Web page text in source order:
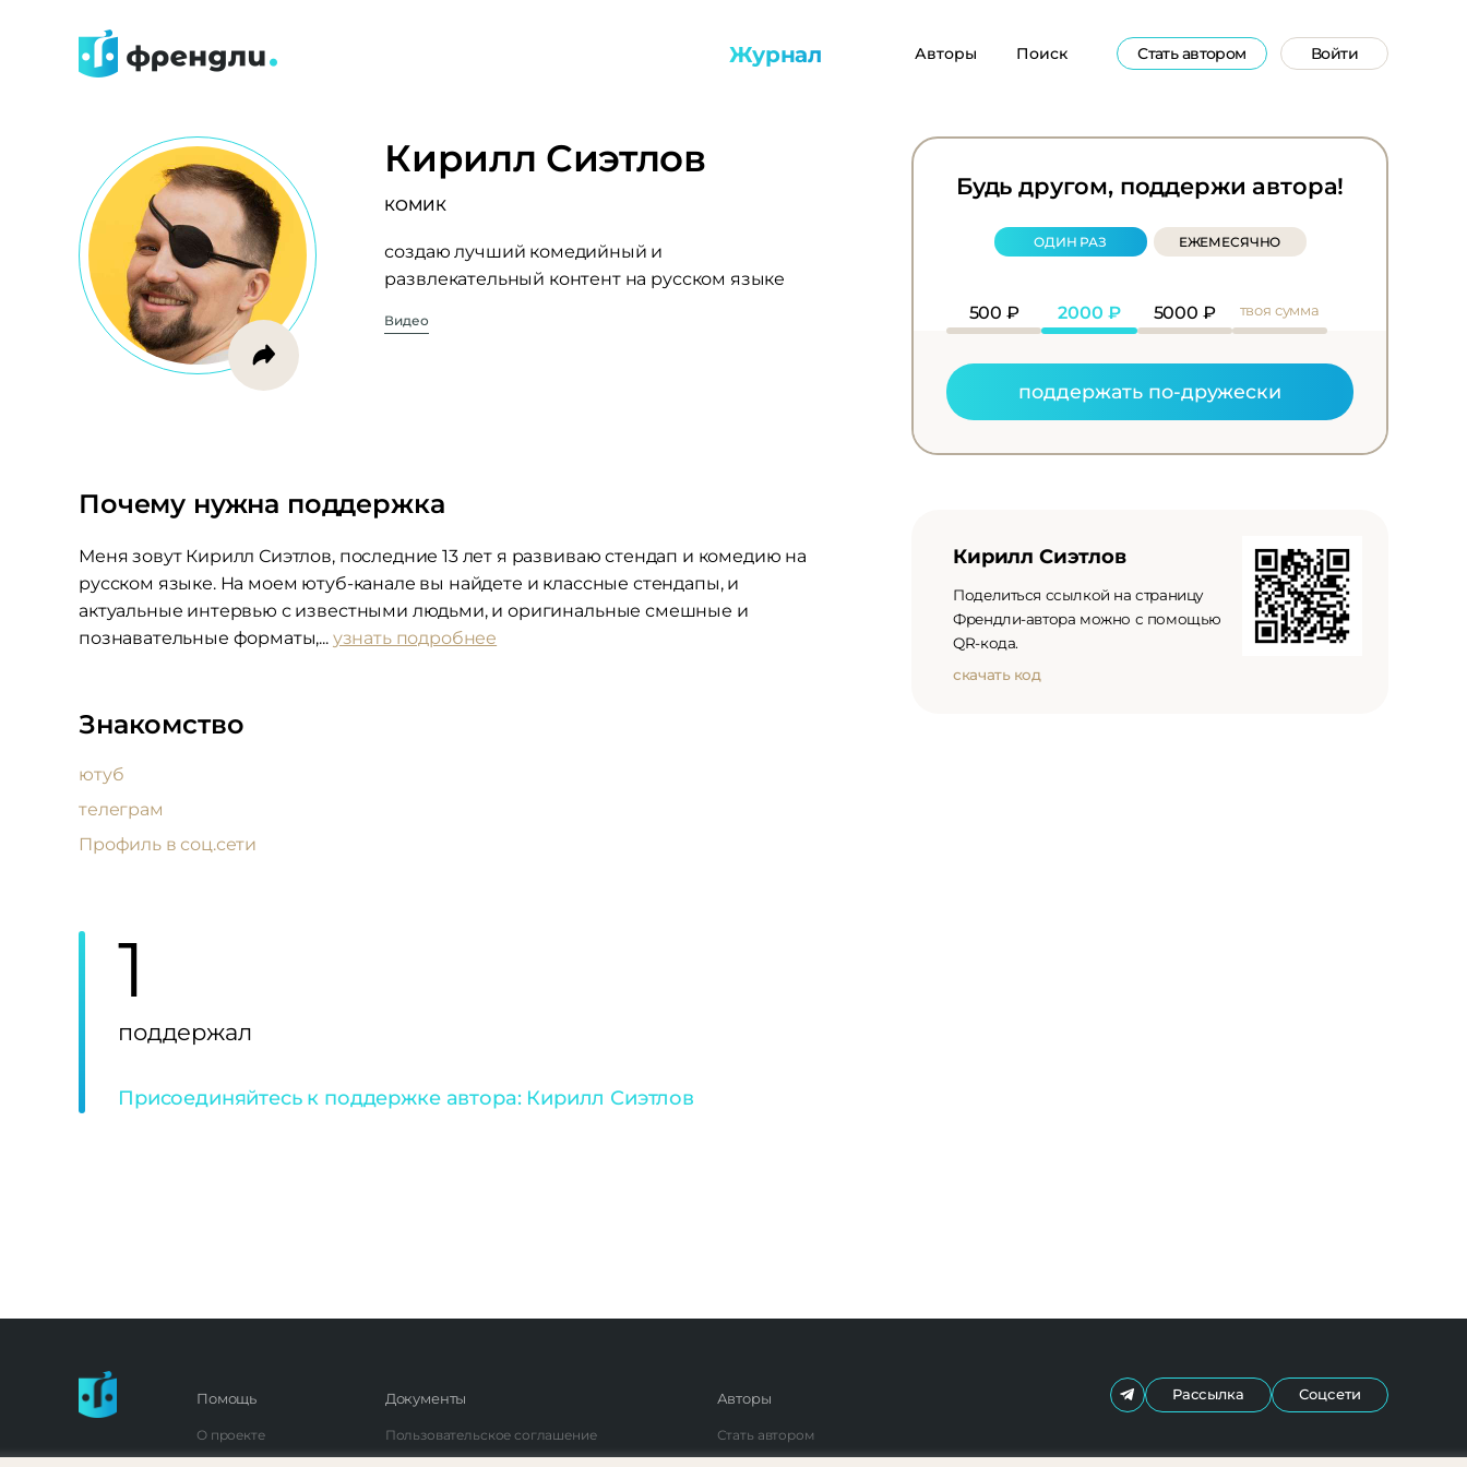
Журнал Авторы Поиск Стать автором Войти
Кирилл Сиэтлов
КОМИК
создаю лучший комедийный и
развлекательный контент на русском языке
Видео
Знакомство
ютуб
телеграм
Профиль в соц.сети
Почему нужна поддержка
Меня зовут Кирилл Сиэтлов, последние 13 лет я развиваю стендап и комедию на
русском языке. На моем ютуб-канале вы найдете и классные стендапы, и
актуальные интервью с известными людьми, и оригинальные смешные и
познавательные форматы,... узнать подробнее
Будь другом, поддержи автора!
ОДИН РАЗ ЕЖЕМЕСЯЧНО
500 ₽ 2000 ₽ 5000 ₽ твоя сумма
поддержать по-дружески
Кирилл Сиэтлов
Поделиться ссылкой на страницу
Френдли-автора можно с помощью
QR-кода.
скачать код
1
поддержал
Присоединяйтесь к поддержке автора: Кирилл Сиэтлов
Помощь
О проекте
Документы
Пользовательское соглашение
Авторы
Стать автором
Рассылка Соцсети